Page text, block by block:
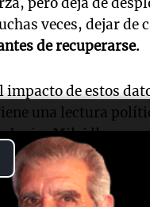
Play
Video
veces, dejar de
de recuperarse.
impacto de estos
una lectura
Javier Milei llega a
políticas,
economía que no
cualquier señal de